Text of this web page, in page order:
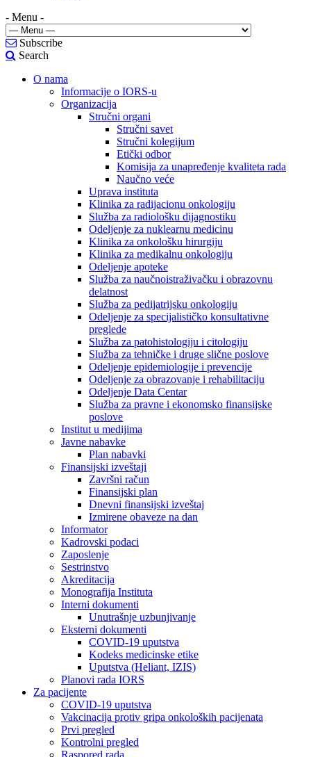
- Menu -
Subscribe
Search
O nama
Informacije o IORS-u
Organizacija
Stručni organi
Stručni savet
Stručni kolegijum
Etički odbor
Komisija za unapređenje kvaliteta rada
Naučno veće
Uprava instituta
Klinika za radijacionu onkologiju
Služba za radiološku dijagnostiku
Odeljenje za nuklearnu medicinu
Klinika za onkološku hirurgiju
Klinika za medikalnu onkologiju
Odeljenje apoteke
Služba za naučnoistraživačku i obrazovnu
delatnost
Služba za pedijatrijsku onkologiju
Odeljenje za specijalističko konsultativne
preglede
Služba za patohistologiju i citologiju
Služba za tehničke i druge slične poslove
Odeljenje epidemiologije i prevencije
Odeljenje za obrazovanje i rehabilitaciju
Odeljenje Data Centar
Služba za pravne i ekonomsko finansijske
poslove
Institut u medijima
Javne nabavke
Plan nabavki
Finansijski izveštaji
Završni račun
Finansijski plan
Dnevni finansijski izveštaj
Izmirene obaveze na dan
Informator
Kadrovski podaci
Zaposlenje
Sestrinstvo
Akreditacija
Monografija Instituta
Interni dokumenti
Unutrašnje uzbunjivanje
Eksterni dokumenti
COVID-19 uputstva
Kodeks medicinske etike
Uputstva (Heliant, IZIS)
Planovi rada IORS
Za pacijente
COVID-19 uputstva
Vakcinacija protiv gripa onkoloških pacijenata
Prvi pregled
Kontrolni pregled
Raspored rada